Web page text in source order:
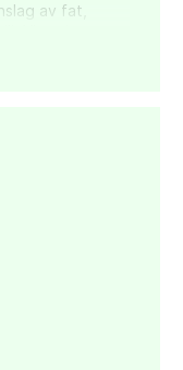
av fat,
225 liter,
en krämig
rotsaker.
och
på
Låt gärna
för en ännu
utvalda